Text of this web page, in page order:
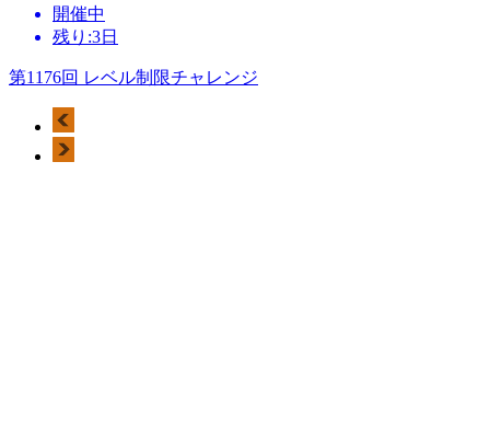
開催中
残り:3日
第1176回 レベル制限チャレンジ